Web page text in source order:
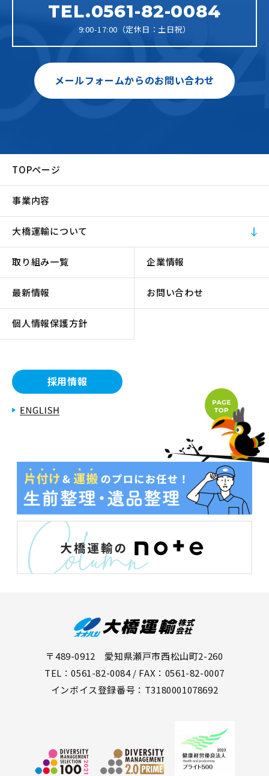
TEL.0561-82-0084
9:00-17:00（定休日：土日祝）
メールフォームからのお問い合わせ
TOPページ
事業内容
大橋運輸について
取り組み一覧 企業情報
最新情報 お問い合わせ
個人情報保護方針
採用情報
〒489-0912 愛知県瀬戸市西松山町2-260
TEL：0561-82-0084 / FAX：0561-82-0007
インボイス登録番号：T3180001078692